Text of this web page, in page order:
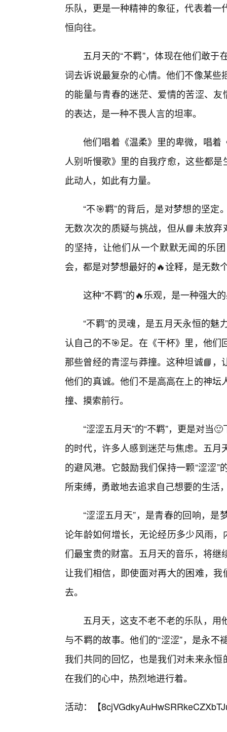
乐队，更是一种精神的象征，代表着
恒向往。
五月天的“不羁”，体现在他们敢
词去诉说最复杂的心情。他们不像某
的能量与青春的迷茫、爱情的苦涩、
的表达，是一种不畏人言的坦率。
他们唱着《温柔》里的卑微，唱着
人别听慢歌》里的自我疗愈，这些都
此动人，如此有力量。
“不🎯羁”的背后，是对梦想的坚
无数次次的质疑与挑战，但从📘未放
的坚持，让他们从一个默默无闻的乐
会，都是对梦想最好的🔥诠释，是无数
这种“不羁”的🔥乐观，是一种强大
“不羁”的灵魂，是五月天永恒的
认自己的不🎯足。在《干杯》里，他
那些曾经的青涩与莽撞。这种坦诚📘
他们的真诚。他们不是高高在上的神
撞、摸索前行。
“涩涩五月天”的“不羁”，更是对当
的时代，许多人感到迷茫与焦虑。五
的避风港。它鼓励我们保持一颗“涩涩
所束缚，勇敢地去追求自己想要的生活
“涩涩五月天”，是青春的回响，
论年龄如何增长，无论经历多少风雨
们最宝贵的财富。五月天的音乐，将
让我们相信，即使面对再大的困难，
去。
五月天，这支不老不老的乐队，
与不羁的故事。他们的“涩涩”，是永
我们共同的回忆，也是我们对未来永
在我们的心中，热烈地进行着。
活动：【